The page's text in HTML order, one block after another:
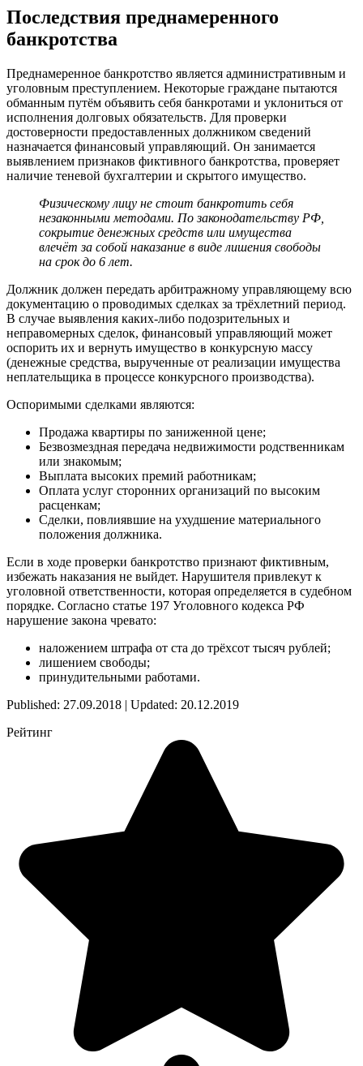
Последствия преднамеренного
банкротства
Преднамеренное банкротство является административным и
уголовным преступлением. Некоторые граждане пытаются
обманным путём объявить себя банкротами и уклониться от
исполнения долговых обязательств. Для проверки
достоверности предоставленных должником сведений
назначается финансовый управляющий. Он занимается
выявлением признаков фиктивного банкротства, проверяет
наличие теневой бухгалтерии и скрытого имущество.
Физическому лицу не стоит банкротить себя
незаконными методами. По законодательству РФ,
сокрытие денежных средств или имущества
влечёт за собой наказание в виде лишения свободы
на срок до 6 лет.
Должник должен передать арбитражному управляющему всю
документацию о проводимых сделках за трёхлетний период.
В случае выявления каких-либо подозрительных и
неправомерных сделок, финансовый управляющий может
оспорить их и вернуть имущество в конкурсную массу
(денежные средства, вырученные от реализации имущества
неплательщика в процессе конкурсного производства).
Оспоримыми сделками являются:
Продажа квартиры по заниженной цене;
Безвозмездная передача недвижимости родственникам
или знакомым;
Выплата высоких премий работникам;
Оплата услуг сторонних организаций по высоким
расценкам;
Сделки, повлиявшие на ухудшение материального
положения должника.
Если в ходе проверки банкротство признают фиктивным,
избежать наказания не выйдет. Нарушителя привлекут к
уголовной ответственности, которая определяется в судебном
порядке. Согласно статье 197 Уголовного кодекса РФ
нарушение закона чревато:
наложением штрафа от ста до трёхсот тысяч рублей;
лишением свободы;
принудительными работами.
Published: 27.09.2018 | Updated: 20.12.2019
Рейтинг